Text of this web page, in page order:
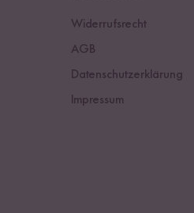
Österreich
Niederlande
Widerrufsrecht
AGB
Datenschutzerklärung
Impressum